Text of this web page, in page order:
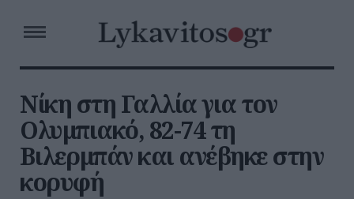
Νίκη στη Γαλλία για τον
Ολυμπιακό, 82-74 τη
Βιλερμπάν και ανέβηκε στην
κορυφή